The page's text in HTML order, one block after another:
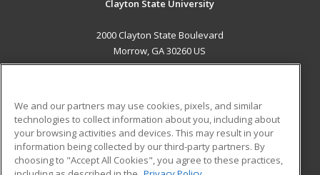
Clayton State University
2000 Clayton State Boulevard
Morrow, GA 30260 US
ADDITIONAL RESOURCES
Military
Financial Assistance
Student Blog
We and our partners may use cookies, pixels, and similar
technologies to collect information about you, including about
your browsing activities and devices. This may result in your
information being collected by our third-party partners. By
choosing to "Accept All Cookies", you agree to these practices,